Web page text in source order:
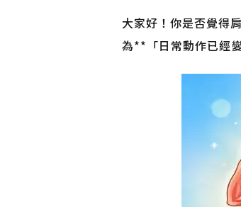
大家好！你是否覺得
為**「日常動作已經